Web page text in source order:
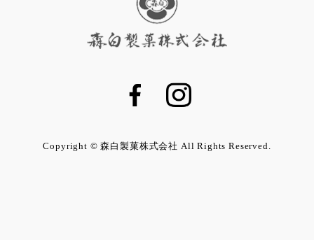
Copyright © 森白製菓株式会社 All Rights Reserved.